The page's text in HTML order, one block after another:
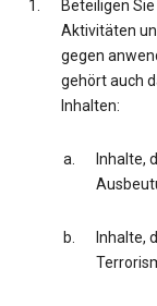
Beteiligen
Aktivitäten
gegen
gehört auch
Inhalten:
Inhalte,
Inhalte,